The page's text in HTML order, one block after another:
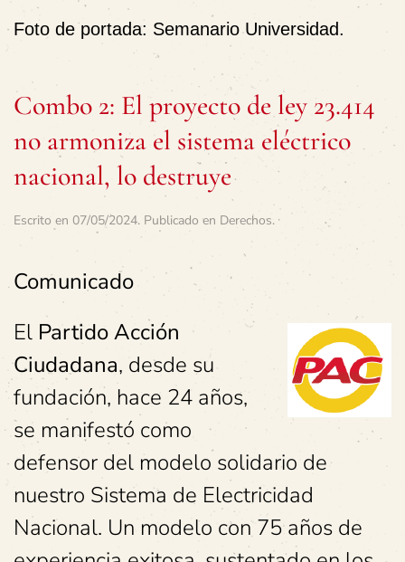
Foto de portada: Semanario Universidad.
Combo 2: El proyecto de ley 23.414
no armoniza el sistema eléctrico
nacional, lo destruye
Escrito en 07/05/2024. Publicado en Derechos.
Comunicado
El Partido Acción
Ciudadana, desde su
fundación, hace 24 años,
se manifestó como
defensor del modelo solidario de
nuestro Sistema de Electricidad
Nacional. Un modelo con 75 años de